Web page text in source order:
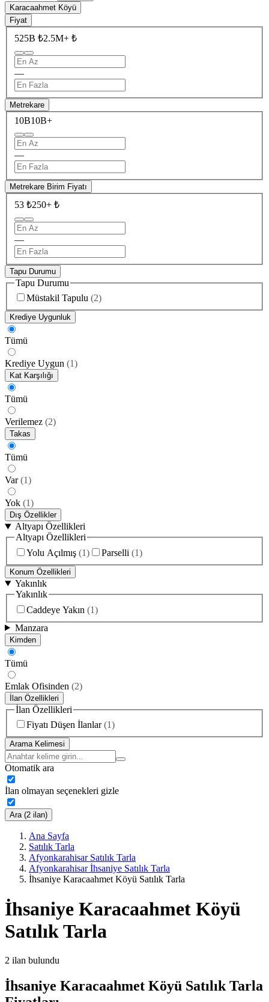
Karacaahmet Köyü
Fiyat
525B ₺2.5M+ ₺
—
Metrekare
10B10B+
—
Metrekare Birim Fiyatı
53 ₺250+ ₺
—
Tapu Durumu
Tapu Durumu
Müstakil Tapulu (2)
Krediye Uygunluk
Tümü
Krediye Uygun (1)
Kat Karşılığı
Tümü
Verilemez (2)
Takas
Tümü
Var (1)
Yok (1)
Dış Özellikler
Altyapı Özellikleri
Altyapı Özellikleri
Yolu Açılmış (1) Parselli (1)
Konum Özellikleri
Yakınlık
Yakınlık
Caddeye Yakın (1)
Manzara
Kimden
Tümü
Emlak Ofisinden (2)
İlan Özellikleri
İlan Özellikleri
Fiyatı Düşen İlanlar (1)
Arama Kelimesi
Otomatik ara
İlan olmayan seçenekleri gizle
Ara (2 ilan)
Ana Sayfa
Satılık Tarla
Afyonkarahisar Satılık Tarla
Afyonkarahisar İhsaniye Satılık Tarla
İhsaniye Karacaahmet Köyü Satılık Tarla
İhsaniye Karacaahmet Köyü
Satılık Tarla
2 ilan bulundu
İhsaniye Karacaahmet Köyü Satılık Tarla